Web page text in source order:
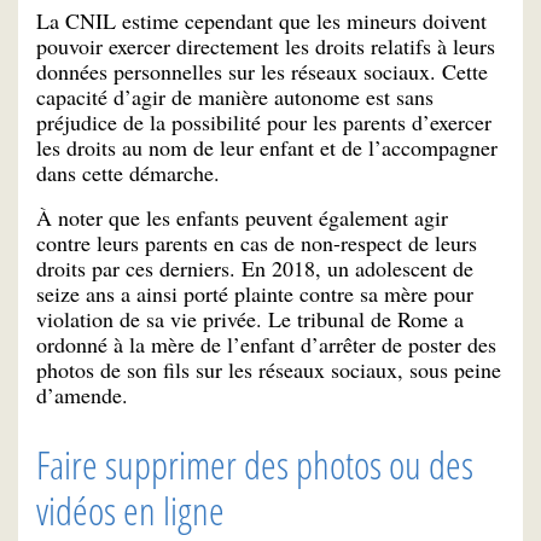
La CNIL estime cependant que les mineurs doivent
pouvoir exercer directement les droits relatifs à leurs
données personnelles sur les réseaux sociaux. Cette
capacité d’agir de manière autonome est sans
préjudice de la possibilité pour les parents d’exercer
les droits au nom de leur enfant et de l’accompagner
dans cette démarche.
À noter que les enfants peuvent également agir
contre leurs parents en cas de non-respect de leurs
droits par ces derniers. En 2018, un adolescent de
seize ans a ainsi porté plainte contre sa mère pour
violation de sa vie privée. Le tribunal de Rome a
ordonné à la mère de l’enfant d’arrêter de poster des
photos de son fils sur les réseaux sociaux, sous peine
d’amende.
Faire supprimer des photos ou des
vidéos en ligne